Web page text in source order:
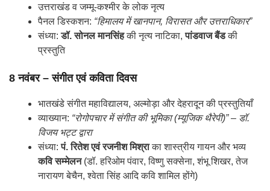
उत्तराखंड व जम्मू-कश्मीर के लोक नृत्य
पैनल डिस्कशन: “हिमालय में खानपान, विरासत और उत्तराधिकार”
संध्या:डॉ. सोनल मानसिंहकी नृत्य नाटिका,पांडवाज बैंडकी
प्रस्तुति
8 नवंबर – संगीत एवं कविता दिवस
भातखंडे संगीत महाविद्यालय, अल्मोड़ा और देहरादून की प्रस्तुतियाँ
व्याख्यान: “रोगोपचार में संगीत की भूमिका (म्यूजिक थैरेपी)” – डॉ.
विजय भट्ट द्वारा
संध्या:पं. रितेश एवं रजनीश मिश्राका शास्त्रीय गायन और भव्य
कवि सम्मेलन(डॉ. हरिओम पंवार, विष्णु सक्सेना, शंभू शिखर, तेज
नारायण बेचैन, श्वेता सिंह आदि कवि शामिल होंगे)